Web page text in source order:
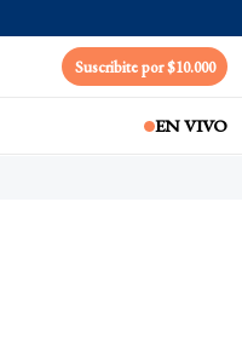
Suscribite por $10.000
EN VIVO